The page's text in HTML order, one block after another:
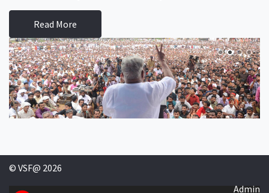
Read More
© VSF@ 2026
Admin